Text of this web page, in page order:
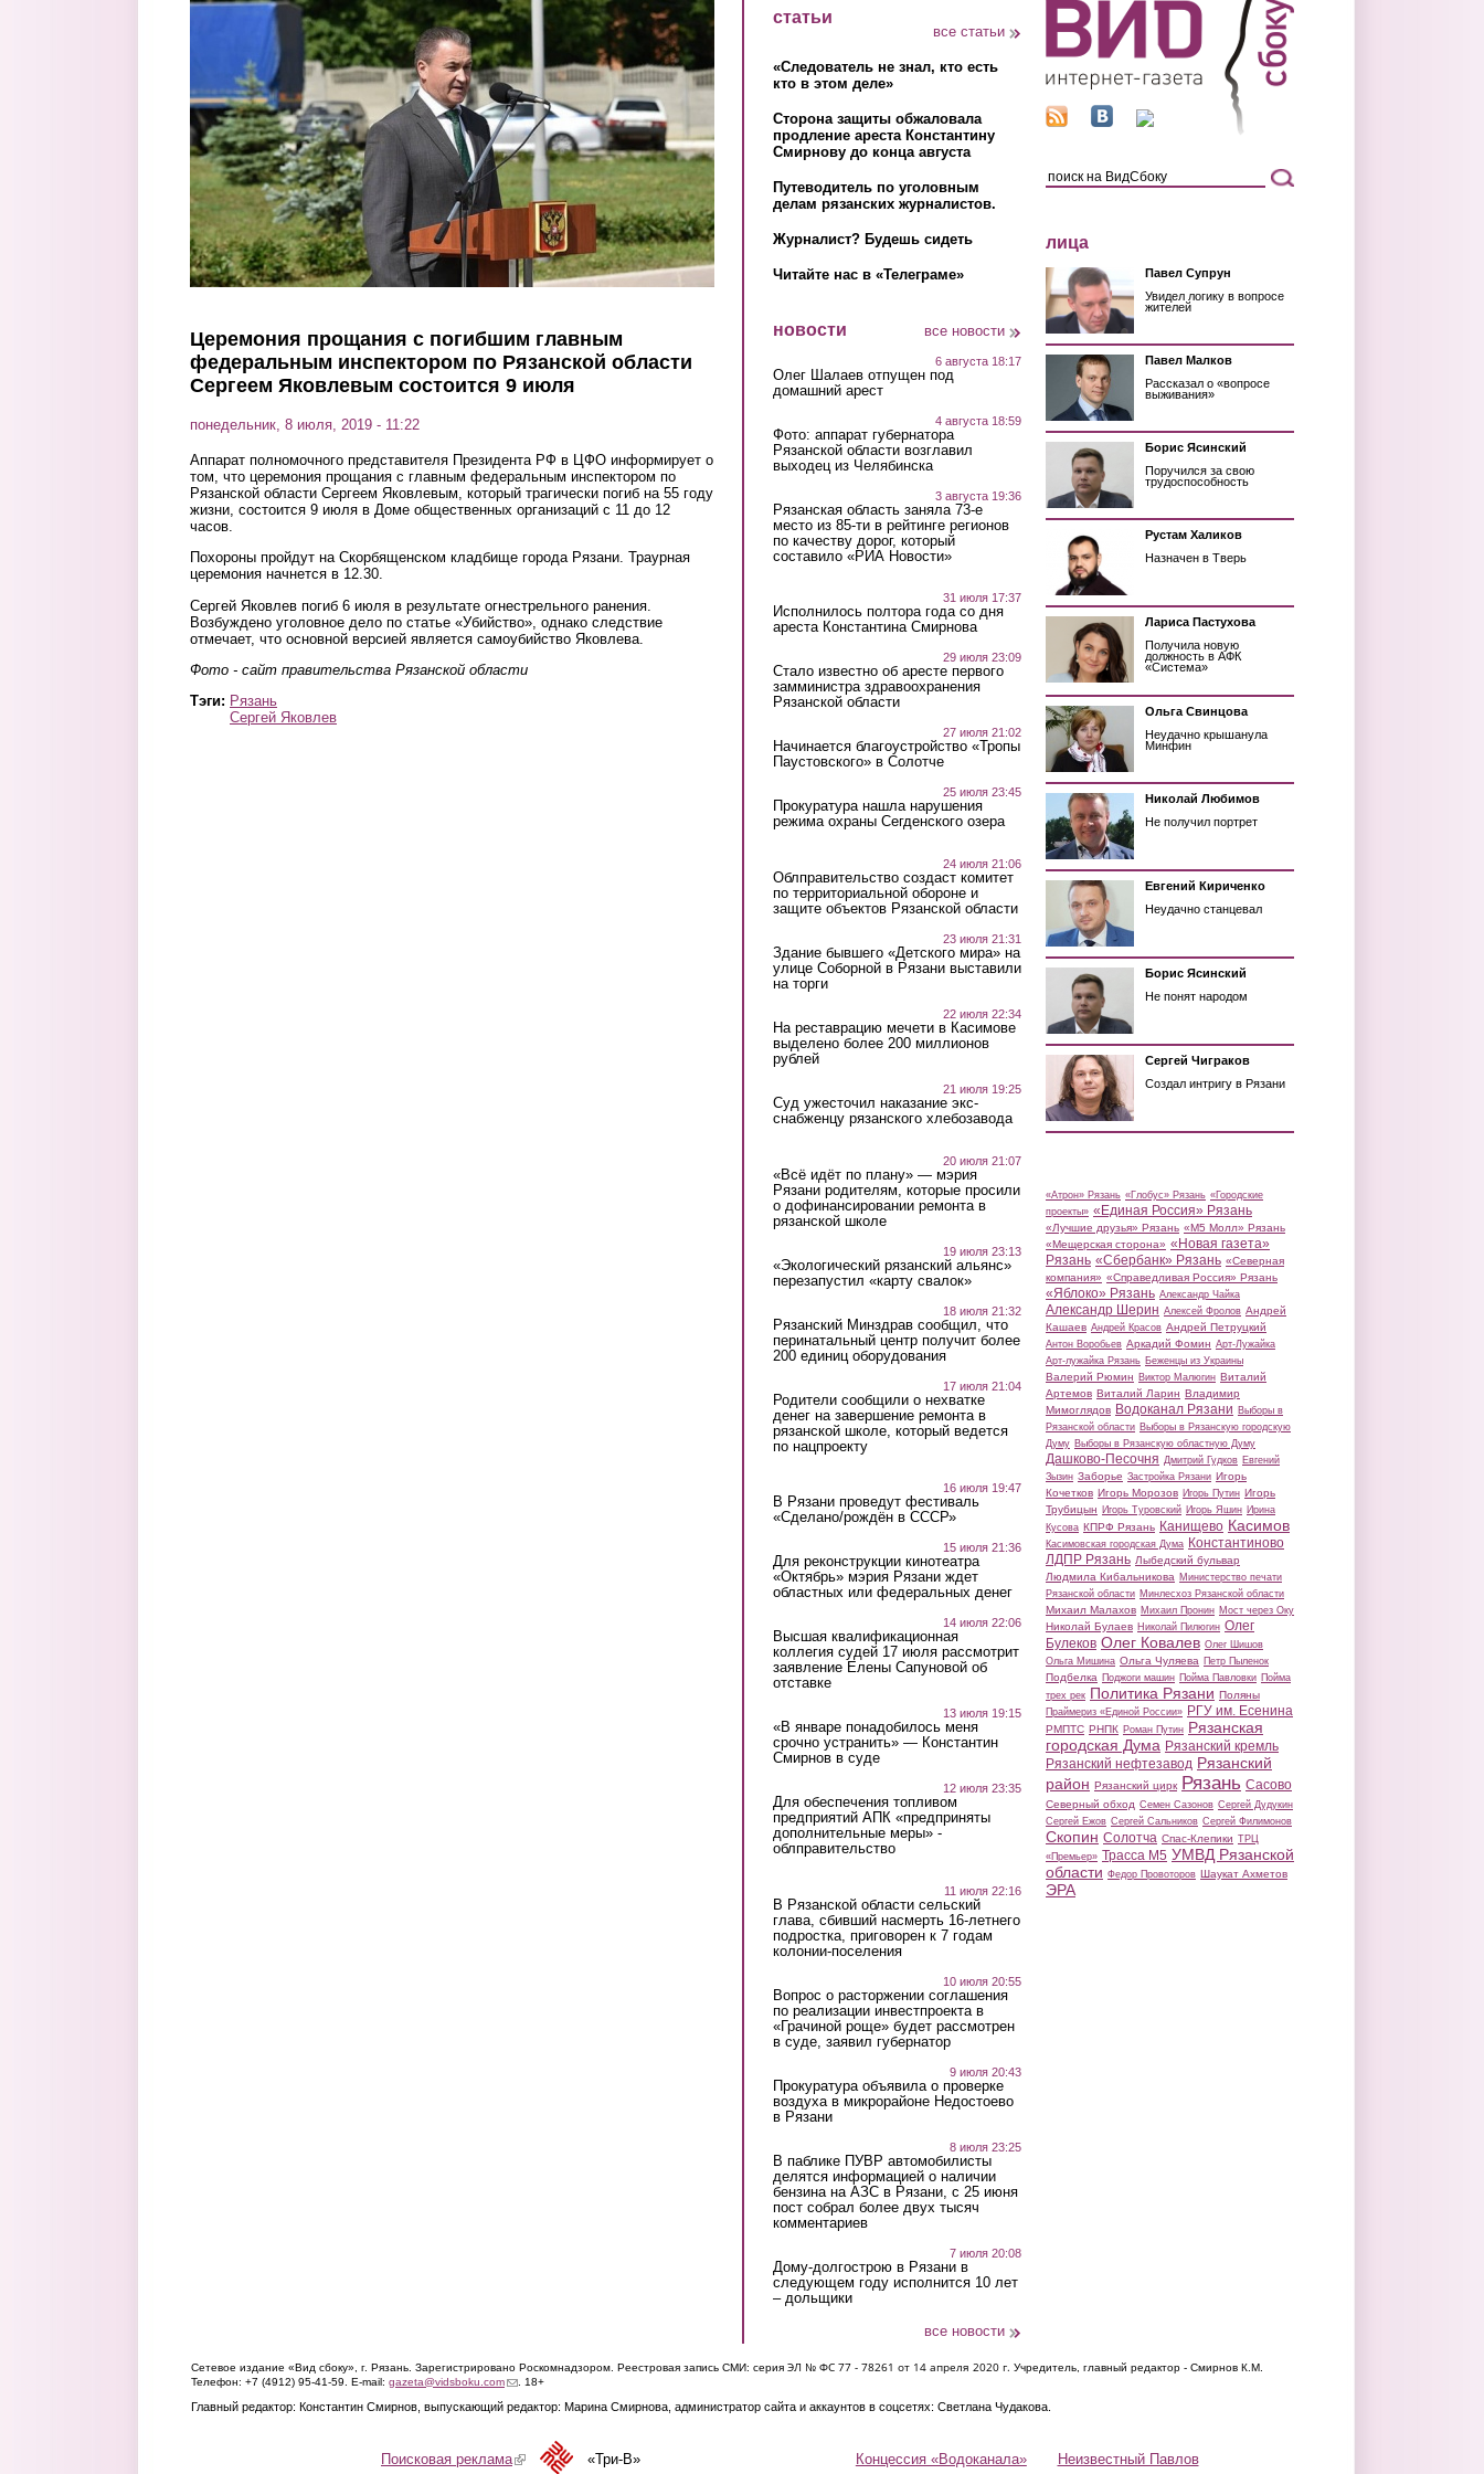
Перейти к основному содержанию
Церемония прощания с погибшим главным
федеральным инспектором по Рязанской области
Сергеем Яковлевым состоится 9 июля
понедельник, 8 июля, 2019 - 11:22
Аппарат полномочного представителя Президента РФ в ЦФО информирует о
том, что церемония прощания с главным федеральным инспектором по
Рязанской области Сергеем Яковлевым, который трагически погиб на 55 году
жизни, состоится 9 июля в Доме общественных организаций с 11 до 12
часов.
Похороны пройдут на Скорбященском кладбище города Рязани. Траурная
церемония начнется в 12.30.
Сергей Яковлев погиб 6 июля в результате огнестрельного ранения.
Возбуждено уголовное дело по статье «Убийство», однако следствие
отмечает, что основной версией является самоубийство Яковлева.
Фото - сайт правительства Рязанской области
Тэги: Рязань
Сергей Яковлев
статьи
все статьи
«Следователь не знал, кто есть
кто в этом деле»
Сторона защиты обжаловала
продление ареста Константину
Смирнову до конца августа
Путеводитель по уголовным
делам рязанских журналистов.
Журналист? Будешь сидеть
Читайте нас в «Телеграме»
новости все новости
6 августа 18:17
Олег Шалаев отпущен под
домашний арест
4 августа 18:59
Фото: аппарат губернатора
Рязанской области возглавил
выходец из Челябинска
3 августа 19:36
Рязанская область заняла 73-е
место из 85-ти в рейтинге регионов
по качеству дорог, который
составило «РИА Новости»
31 июля 17:37
Исполнилось полтора года со дня
ареста Константина Смирнова
29 июля 23:09
Стало известно об аресте первого
замминистра здравоохранения
Рязанской области
27 июля 21:02
Начинается благоустройство «Тропы
Паустовского» в Солотче
25 июля 23:45
Прокуратура нашла нарушения
режима охраны Сегденского озера
24 июля 21:06
Облправительство создаст комитет
по территориальной обороне и
защите объектов Рязанской области
23 июля 21:31
Здание бывшего «Детского мира» на
улице Соборной в Рязани выставили
на торги
22 июля 22:34
На реставрацию мечети в Касимове
выделено более 200 миллионов
рублей
21 июля 19:25
Суд ужесточил наказание экс-
снабженцу рязанского хлебозавода
20 июля 21:07
«Всё идёт по плану» — мэрия
Рязани родителям, которые просили
о дофинансировании ремонта в
рязанской школе
19 июля 23:13
«Экологический рязанский альянс»
перезапустил «карту свалок»
18 июля 21:32
Рязанский Минздрав сообщил, что
перинатальный центр получит более
200 единиц оборудования
17 июля 21:04
Родители сообщили о нехватке
денег на завершение ремонта в
рязанской школе, который ведется
по нацпроекту
16 июля 19:47
В Рязани проведут фестиваль
«Сделано/рождён в СССР»
15 июля 21:36
Для реконструкции кинотеатра
«Октябрь» мэрия Рязани ждет
областных или федеральных денег
14 июля 22:06
Высшая квалификационная
коллегия судей 17 июля рассмотрит
заявление Елены Сапуновой об
отставке
13 июля 19:15
«В январе понадобилось меня
срочно устранить» — Константин
Смирнов в суде
12 июля 23:35
Для обеспечения топливом
предприятий АПК «предприняты
дополнительные меры» -
облправительство
11 июля 22:16
В Рязанской области сельский
глава, сбивший насмерть 16-летнего
подростка, приговорен к 7 годам
колонии-поселения
10 июля 20:55
Вопрос о расторжении соглашения
по реализации инвестпроекта в
«Грачиной роще» будет рассмотрен
в суде, заявил губернатор
9 июля 20:43
Прокуратура объявила о проверке
воздуха в микрорайоне Недостоево
в Рязани
8 июля 23:25
В паблике ПУВР автомобилисты
делятся информацией о наличии
бензина на АЗС в Рязани, с 25 июня
пост собрал более двух тысяч
комментариев
7 июля 20:08
Дому-долгострою в Рязани в
следующем году исполнится 10 лет
– дольщики
все новости
лица
Павел Супрун
Увидел логику в вопросе
жителей
Павел Малков
Рассказал о «вопросе
выживания»
Борис Ясинский
Поручился за свою
трудоспособность
Рустам Халиков
Назначен в Тверь
Лариса Пастухова
Получила новую
должность в АФК
«Система»
Ольга Свинцова
Неудачно крышанула
Минфин
Николай Любимов
Не получил портрет
Евгений Кириченко
Неудачно станцевал
Борис Ясинский
Не понят народом
Сергей Чиграков
Создал интригу в Рязани
«Атрон» Рязань «Глобус» Рязань «Городские
проекты» «Единая Россия» Рязань
«Лучшие друзья» Рязань «М5 Молл» Рязань
«Мещерская сторона» «Новая газета»
Рязань «Сбербанк» Рязань «Северная
компания» «Справедливая Россия» Рязань
«Яблоко» Рязань Александр Чайка
Александр Шерин Алексей Фролов Андрей
Кашаев Андрей Красов Андрей Петруцкий
Антон Воробьев Аркадий Фомин Арт-Лужайка
Арт-лужайка Рязань Беженцы из Украины
Валерий Рюмин Виктор Малюгин Виталий
Артемов Виталий Ларин Владимир
Мимоглядов Водоканал Рязани Выборы в
Рязанской области Выборы в Рязанскую городскую
Думу Выборы в Рязанскую областную Думу
Дашково-Песочня Дмитрий Гудков Евгений
Зызин Заборье Застройка Рязани Игорь
Кочетков Игорь Морозов Игорь Путин Игорь
Трубицын Игорь Туровский Игорь Яшин Ирина
Кусова КПРФ Рязань Канищево Касимов
Касимовская городская Дума Константиново
ЛДПР Рязань Лыбедский бульвар
Людмила Кибальникова Министерство печати
Рязанской области Минлесхоз Рязанской области
Михаил Малахов Михаил Пронин Мост через Оку
Николай Булаев Николай Пилюгин Олег
Булеков Олег Ковалев Олег Шишов
Ольга Мишина Ольга Чуляева Петр Пыленок
Подбелка Поджоги машин Пойма Павловки Пойма
трех рек Политика Рязани Поляны
Праймериз «Единой России» РГУ им. Есенина
РМПТС РНПК Роман Путин Рязанская
городская Дума Рязанский кремль
Рязанский нефтезавод Рязанский
район Рязанский цирк Рязань Сасово
Северный обход Семен Сазонов Сергей Дудукин
Сергей Ежов Сергей Сальников Сергей Филимонов
Скопин Солотча Спас-Клепики ТРЦ
«Премьер» Трасса М5 УМВД Рязанской
области Федор Провоторов Шаукат Ахметов
ЭРА
Сетевое издание «Вид сбоку», г. Рязань. Зарегистрировано Роскомнадзором. Реестровая запись СМИ: серия ЭЛ № ФС 77 - 78261 от 14 апреля 2020 г. Учредитель, главный редактор - Смирнов К.М.
Телефон: +7 (4912) 95-41-59. E-mail: gazeta@vidsboku.com(link sends e-mail)
. 18+
Главный редактор: Константин Смирнов, выпускающий редактор: Марина Смирнова, администратор сайта и аккаунтов в соцсетях: Светлана Чудакова.
Концессия «Водоканала» Неизвестный Павлов
Поисковая реклама(link is external)«Три-В»